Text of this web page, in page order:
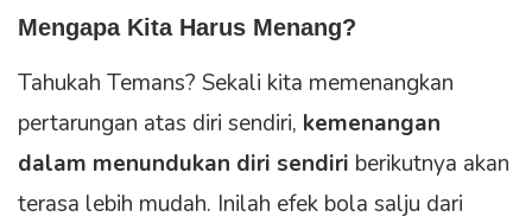
Mengapa Kita Harus Menang?
Tahukah Temans? Sekali kita memenangkan
pertarungan atas diri sendiri, kemenangan
dalam menundukan diri sendiri berikutnya akan
terasa lebih mudah. Inilah efek bola salju dari